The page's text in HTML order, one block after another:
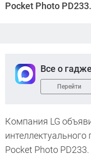
Pocket Photo PD233.
Все о
Перейти
Компания LG
Pocket Photo PD233.